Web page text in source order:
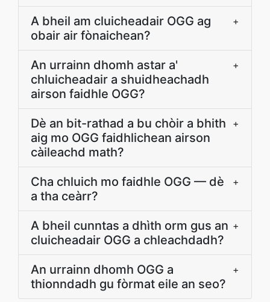
A bheil am cluicheadair OGG ag
obair air fònaichean?
+
An urrainn dhomh astar a'
chluicheadair a shuidheachadh
airson faidhle OGG?
+
Dè an bit-rathad a bu chòir a bhith
aig mo OGG faidhlichean airson
càileachd math?
+
Cha chluich mo faidhle OGG — dè
a tha ceàrr?
+
A bheil cunntas a dhìth orm gus an
cluicheadair OGG a chleachdadh?
+
An urrainn dhomh OGG a
thionndadh gu fòrmat eile an seo?
+